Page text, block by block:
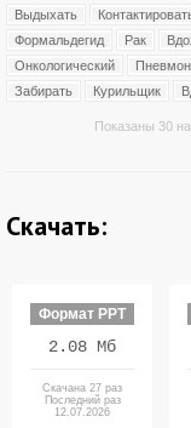
Выдыхать
Формальдегид
Рак
Онкологический
Забирать
Курильщик
Показаны 30
Скачать:
Формат PPT
2.08 Мб
Скачана 27 раз
Последний раз
12.07.2026